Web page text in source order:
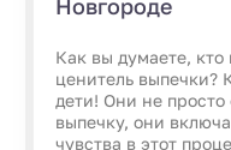
Новгороде
Как вы думаете,
ценитель выпечки?
дети! Они не просто
выпечку, они
чувства в этот